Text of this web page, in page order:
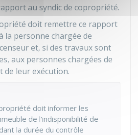
au syndic de copropriété.
doit remettre ce rapport
la personne chargée de
et, si des travaux sont
aux personnes chargées de
de leur exécution.
doit informer les
de l'indisponibilité de
la durée du contrôle